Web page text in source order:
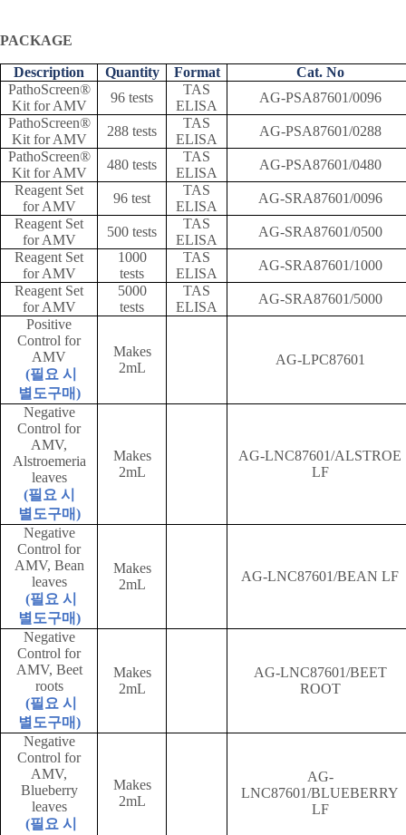
PACKAGE
Description Quantity Format
Cat. No
PathoScreen®
Kit for AMV
96 tests
TAS
ELISA
AG-PSA87601/0096
PathoScreen®
Kit for AMV
288 tests
TAS
ELISA
AG-PSA87601/0288
PathoScreen®
Kit for AMV
480 tests
TAS
ELISA
AG-PSA87601/0480
Reagent Set
for AMV
96 test
TAS
ELISA
AG-SRA87601/0096
Reagent Set
for AMV
500 tests
TAS
ELISA
AG-SRA87601/0500
Reagent Set
for AMV
1000
tests
TAS
ELISA
AG-SRA87601/1000
Reagent Set
for AMV
5000
tests
TAS
ELISA
AG-SRA87601/5000
Positive
Control for
AMV
(필요 시
별도구매)
Makes
2mL
AG-LPC87601
Negative
Control for
AMV,
Alstroemeria
leaves
(필요 시
별도구매)
Makes
2mL
AG-LNC87601/ALSTROE
LF
Negative
Control for
AMV, Bean
leaves
(필요 시
별도구매)
Makes
2mL
AG-LNC87601/BEAN LF
Negative
Control for
AMV, Beet
roots
(필요 시
별도구매)
Makes
2mL
AG-LNC87601/BEET
ROOT
Negative
Control for
AMV,
Blueberry
leaves
(필요 시
Makes
2mL
AG-
LNC87601/BLUEBERRY
LF